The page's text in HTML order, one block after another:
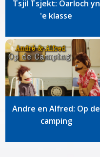
Tsjil Tsjekt: Oarloch yn
'e klasse
Andre en Alfred: Op de
camping